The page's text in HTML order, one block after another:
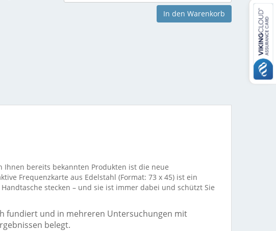
In den Warenkorb
bereits bekannten Produkten ist die neue
Frequenzkarte aus Edelstahl (Format: 73 x 45) ist ein
stecken – und sie ist immer dabei und schützt Sie
fundiert und in mehreren Untersuchungen mit
belegt.